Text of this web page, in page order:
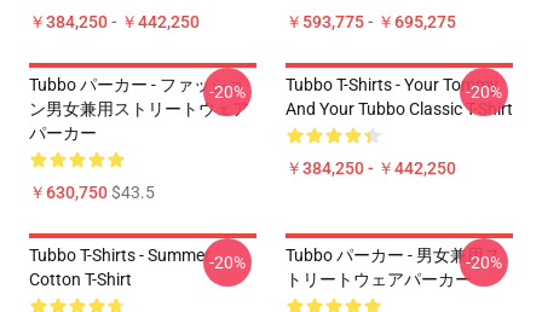
￥384,250 - ￥442,250 ￥593,775 - ￥695,275
Tubbo パーカー - ファッショ
ン男女兼用ストリートウェア
パーカー
￥630,750$43.5
-20%
Tubbo T-Shirts - Your Tommy
And Your Tubbo Classic T-Shirt
￥384,250 - ￥442,250
-20%
Tubbo T-Shirts - Summer
Cotton T-Shirt
-20%
Tubbo パーカー - 男女兼用ス
トリートウェアパーカー
-20%